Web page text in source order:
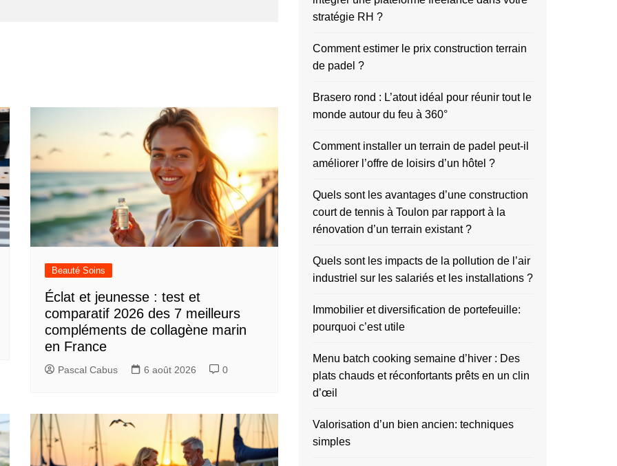
Beauté Soins
Éclat et jeunesse : test et
comparatif 2026 des 7 meilleurs
compléments de collagène marin
en France
Pascal Cabus 6 août 2026 0
stratégie RH ?
Comment estimer le prix construction terrain
de padel ?
Brasero rond : L’atout idéal pour réunir tout le
monde autour du feu à 360°
Comment installer un terrain de padel peut-il
améliorer l’offre de loisirs d’un hôtel ?
Quels sont les avantages d’une construction
court de tennis à Toulon par rapport à la
rénovation d’un terrain existant ?
Quels sont les impacts de la pollution de l’air
industriel sur les salariés et les installations ?
Immobilier et diversification de portefeuille:
pourquoi c’est utile
Menu batch cooking semaine d’hiver : Des
plats chauds et réconfortants prêts en un clin
d’œil
Valorisation d’un bien ancien: techniques
simples